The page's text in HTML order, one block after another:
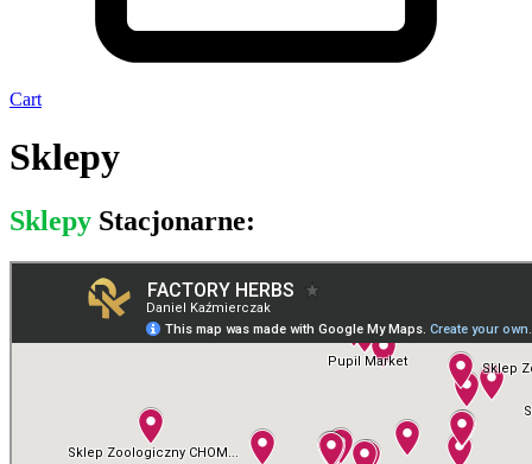
Cart
Sklepy
Sklepy Stacjonarne: